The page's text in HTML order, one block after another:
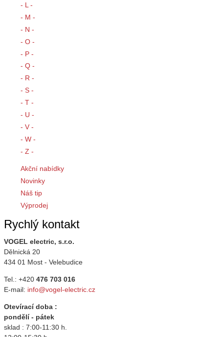
- L -
- M -
- N -
- O -
- P -
- Q -
- R -
- S -
- T -
- U -
- V -
- W -
- Z -
Akční nabídky
Novinky
Náš tip
Výprodej
Rychlý kontakt
VOGEL electric, s.r.o.
Dělnická 20
434 01 Most - Velebudice
Tel.: +420 476 703 016
E-mail: info@vogel-electric.cz
Otevírací doba :
pondělí - pátek
sklad : 7:00-11:30 h.